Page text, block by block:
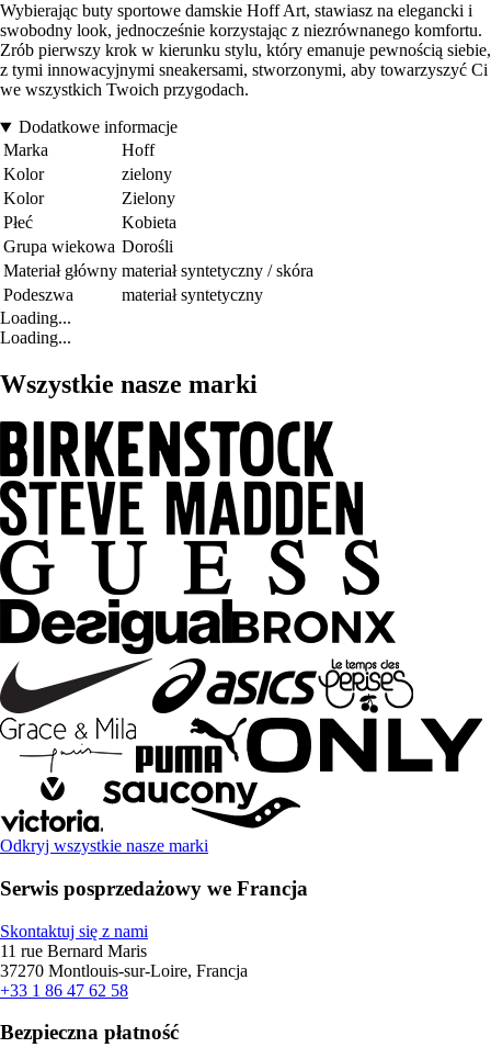
Wybierając buty sportowe damskie Hoff Art, stawiasz na elegancki i
swobodny look, jednocześnie korzystając z niezrównanego komfortu.
Zrób pierwszy krok w kierunku stylu, który emanuje pewnością siebie,
z tymi innowacyjnymi sneakersami, stworzonymi, aby towarzyszyć Ci
we wszystkich Twoich przygodach.
Dodatkowe informacje
Marka
Hoff
Kolor
zielony
Kolor
Zielony
Płeć
Kobieta
Grupa wiekowa Dorośli
Materiał główny materiał syntetyczny / skóra
Podeszwa
materiał syntetyczny
Loading...
Loading...
Wszystkie nasze marki
Odkryj wszystkie nasze marki
Serwis posprzedażowy we Francja
Skontaktuj się z nami
11 rue Bernard Maris
37270 Montlouis-sur-Loire, Francja
+33 1 86 47 62 58
Bezpieczna płatność